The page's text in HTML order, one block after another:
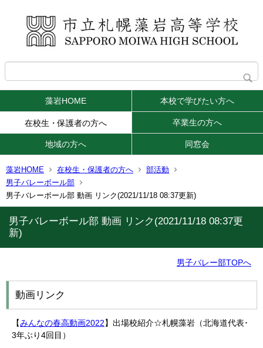
藻岩HOME 本校で学びたい方へ
在校生・保護者の方へ 卒業生の方へ
地域の方へ 同窓会
藻岩HOME 在校生・保護者の方へ
部活動
男子バレーボール部
男子バレーボール部 動画 リンク(2021/11/18 08:37更新)
男子バレーボール部 動画 リンク(2021/11/18 08:37更
新)
男子バレー部TOPへ
動画リンク
【みんなの春高動画2022】出場校紹介☆札幌藻岩（北海道代表･
3年ぶり4回目）